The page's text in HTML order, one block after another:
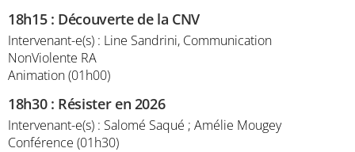
18h15: Découverte de la CNV
Intervenant-e(s) : Line Sandrini, Communication
NonViolente RA
Animation (01h00)
18h30: Résister en 2026
Intervenant-e(s) : Salomé Saqué ; Amélie Mougey
Conférence (01h30)